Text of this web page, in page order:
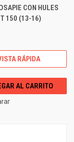
CON HULES
150 (13-16)
RÁPIDA
AL CARRITO